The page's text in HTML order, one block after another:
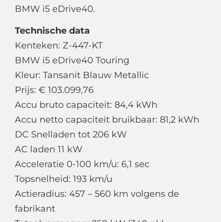
BMW i5 eDrive40.
Technische data
Kenteken: Z-447-KT
BMW i5 eDrive40 Touring
Kleur: Tansanit Blauw Metallic
Prijs: € 103.099,76
Accu bruto capaciteit: 84,4 kWh
Accu netto capaciteit bruikbaar: 81,2 kWh
DC Snelladen tot 206 kW
AC laden 11 kW
Acceleratie 0-100 km/u: 6,1 sec
Topsnelheid: 193 km/u
Actieradius: 457 – 560 km volgens de
fabrikant